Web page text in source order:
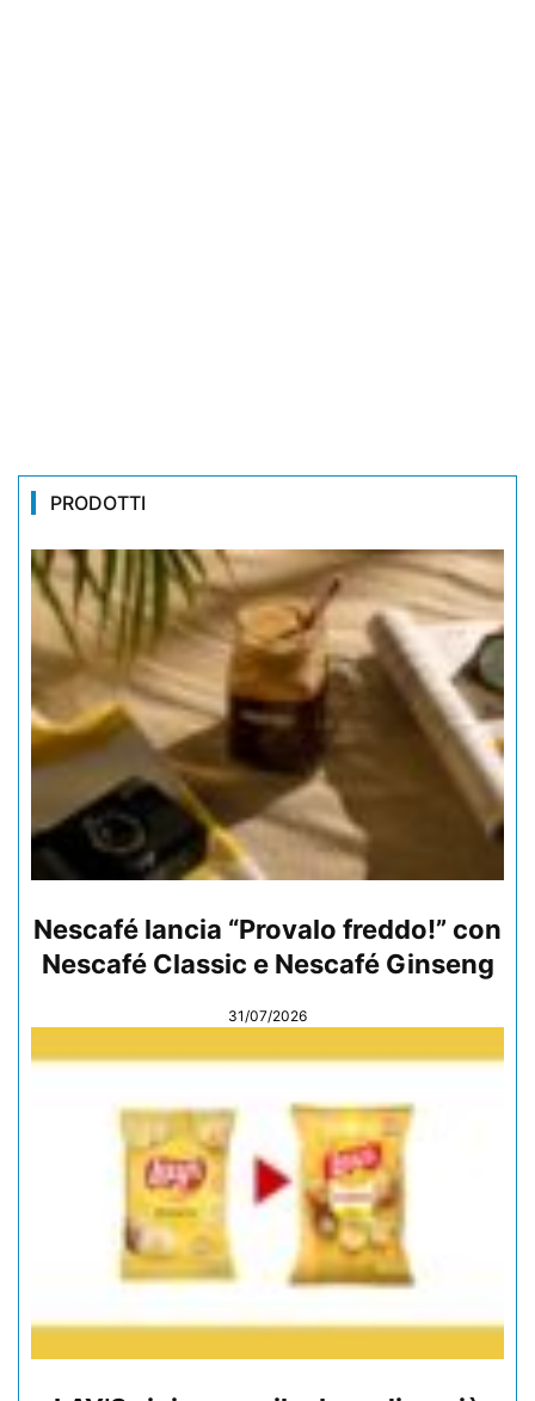
PRODOTTI
Nescafé lancia “Provalo freddo!” con
Nescafé Classic e Nescafé Ginseng
31/07/2026